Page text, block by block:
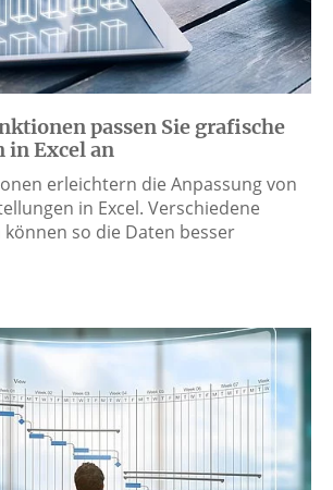
passen Sie grafische
in Excel an
erleichtern die Anpassung von
in Excel. Verschiedene
so die Daten besser